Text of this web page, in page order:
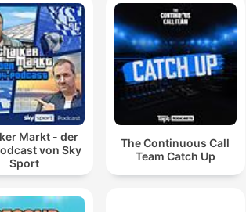
Markt - der
von Sky
Sport
The Continuous Call
Team Catch Up